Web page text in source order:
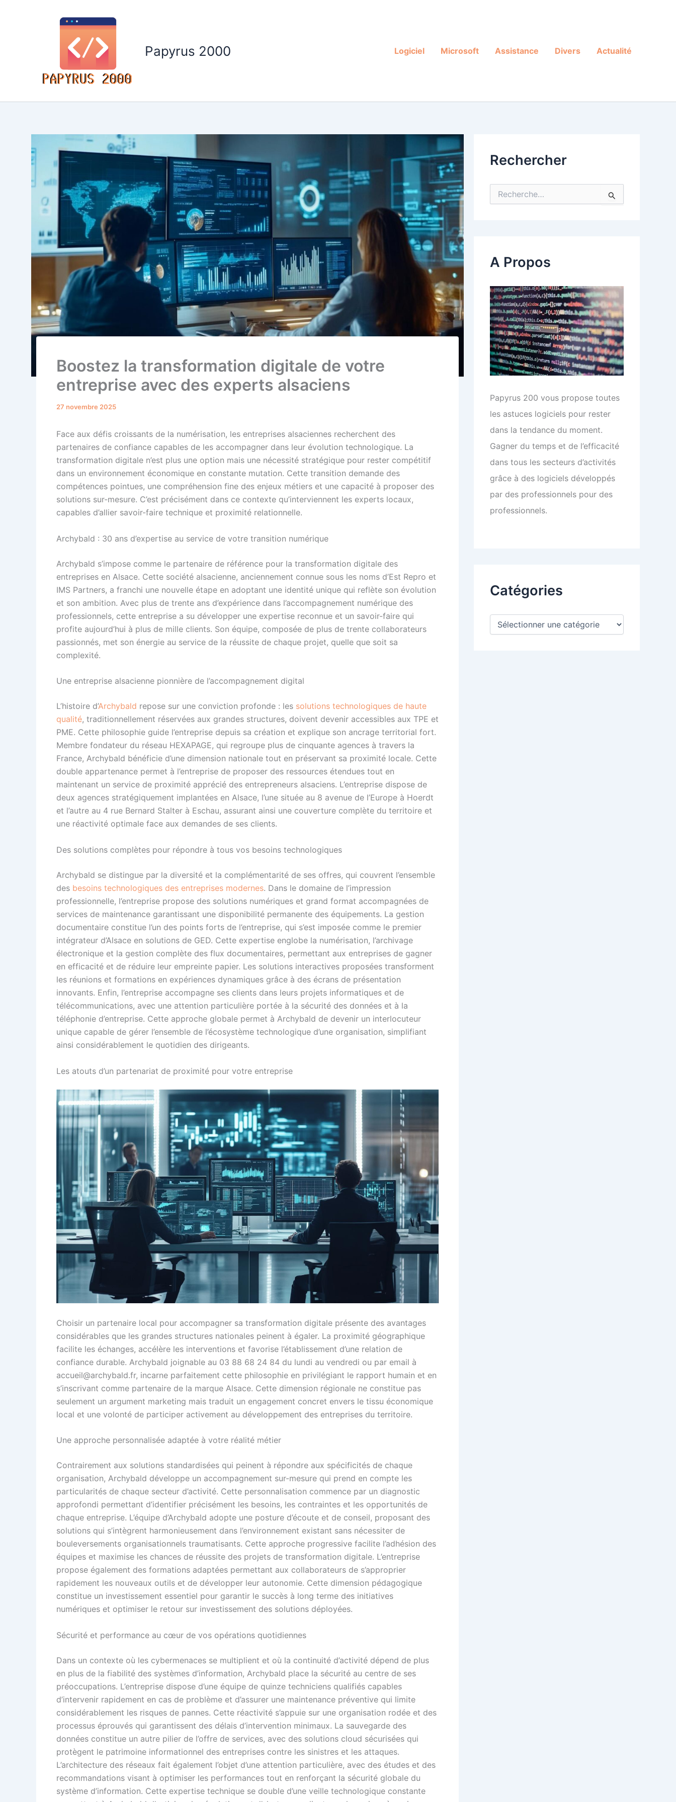
Papyrus 2000 Logiciel Microsoft Assistance Divers Actualité
Boostez la transformation digitale de votre
entreprise avec des experts alsaciens
27 novembre 2025
Face aux défis croissants de la numérisation, les entreprises alsaciennes recherchent des
partenaires de confiance capables de les accompagner dans leur évolution technologique. La
transformation digitale n’est plus une option mais une nécessité stratégique pour rester compétitif
dans un environnement économique en constante mutation. Cette transition demande des
compétences pointues, une compréhension fine des enjeux métiers et une capacité à proposer des
solutions sur-mesure. C’est précisément dans ce contexte qu’interviennent les experts locaux,
capables d’allier savoir-faire technique et proximité relationnelle.
Archybald : 30 ans d’expertise au service de votre transition numérique
Archybald s’impose comme le partenaire de référence pour la transformation digitale des
entreprises en Alsace. Cette société alsacienne, anciennement connue sous les noms d’Est Repro et
IMS Partners, a franchi une nouvelle étape en adoptant une identité unique qui reflète son évolution
et son ambition. Avec plus de trente ans d’expérience dans l’accompagnement numérique des
professionnels, cette entreprise a su développer une expertise reconnue et un savoir-faire qui
profite aujourd’hui à plus de mille clients. Son équipe, composée de plus de trente collaborateurs
passionnés, met son énergie au service de la réussite de chaque projet, quelle que soit sa
complexité.
Une entreprise alsacienne pionnière de l’accompagnement digital
L’histoire d’Archybald repose sur une conviction profonde : les solutions technologiques de haute
qualité, traditionnellement réservées aux grandes structures, doivent devenir accessibles aux TPE et
PME. Cette philosophie guide l’entreprise depuis sa création et explique son ancrage territorial fort.
Membre fondateur du réseau HEXAPAGE, qui regroupe plus de cinquante agences à travers la
France, Archybald bénéficie d’une dimension nationale tout en préservant sa proximité locale. Cette
double appartenance permet à l’entreprise de proposer des ressources étendues tout en
maintenant un service de proximité apprécié des entrepreneurs alsaciens. L’entreprise dispose de
deux agences stratégiquement implantées en Alsace, l’une située au 8 avenue de l’Europe à Hoerdt
et l’autre au 4 rue Bernard Stalter à Eschau, assurant ainsi une couverture complète du territoire et
une réactivité optimale face aux demandes de ses clients.
Des solutions complètes pour répondre à tous vos besoins technologiques
Archybald se distingue par la diversité et la complémentarité de ses offres, qui couvrent l’ensemble
des besoins technologiques des entreprises modernes. Dans le domaine de l’impression
professionnelle, l’entreprise propose des solutions numériques et grand format accompagnées de
services de maintenance garantissant une disponibilité permanente des équipements. La gestion
documentaire constitue l’un des points forts de l’entreprise, qui s’est imposée comme le premier
intégrateur d’Alsace en solutions de GED. Cette expertise englobe la numérisation, l’archivage
électronique et la gestion complète des flux documentaires, permettant aux entreprises de gagner
en efficacité et de réduire leur empreinte papier. Les solutions interactives proposées transforment
les réunions et formations en expériences dynamiques grâce à des écrans de présentation
innovants. Enfin, l’entreprise accompagne ses clients dans leurs projets informatiques et de
télécommunications, avec une attention particulière portée à la sécurité des données et à la
téléphonie d’entreprise. Cette approche globale permet à Archybald de devenir un interlocuteur
unique capable de gérer l’ensemble de l’écosystème technologique d’une organisation, simplifiant
ainsi considérablement le quotidien des dirigeants.
Les atouts d’un partenariat de proximité pour votre entreprise
Choisir un partenaire local pour accompagner sa transformation digitale présente des avantages
considérables que les grandes structures nationales peinent à égaler. La proximité géographique
facilite les échanges, accélère les interventions et favorise l’établissement d’une relation de
confiance durable. Archybald joignable au 03 88 68 24 84 du lundi au vendredi ou par email à
accueil@archybald.fr, incarne parfaitement cette philosophie en privilégiant le rapport humain et en
s’inscrivant comme partenaire de la marque Alsace. Cette dimension régionale ne constitue pas
seulement un argument marketing mais traduit un engagement concret envers le tissu économique
local et une volonté de participer activement au développement des entreprises du territoire.
Une approche personnalisée adaptée à votre réalité métier
Contrairement aux solutions standardisées qui peinent à répondre aux spécificités de chaque
organisation, Archybald développe un accompagnement sur-mesure qui prend en compte les
particularités de chaque secteur d’activité. Cette personnalisation commence par un diagnostic
approfondi permettant d’identifier précisément les besoins, les contraintes et les opportunités de
chaque entreprise. L’équipe d’Archybald adopte une posture d’écoute et de conseil, proposant des
solutions qui s’intègrent harmonieusement dans l’environnement existant sans nécessiter de
bouleversements organisationnels traumatisants. Cette approche progressive facilite l’adhésion des
équipes et maximise les chances de réussite des projets de transformation digitale. L’entreprise
propose également des formations adaptées permettant aux collaborateurs de s’approprier
rapidement les nouveaux outils et de développer leur autonomie. Cette dimension pédagogique
constitue un investissement essentiel pour garantir le succès à long terme des initiatives
numériques et optimiser le retour sur investissement des solutions déployées.
Sécurité et performance au cœur de vos opérations quotidiennes
Dans un contexte où les cybermenaces se multiplient et où la continuité d’activité dépend de plus
en plus de la fiabilité des systèmes d’information, Archybald place la sécurité au centre de ses
préoccupations. L’entreprise dispose d’une équipe de quinze techniciens qualifiés capables
d’intervenir rapidement en cas de problème et d’assurer une maintenance préventive qui limite
considérablement les risques de pannes. Cette réactivité s’appuie sur une organisation rodée et des
processus éprouvés qui garantissent des délais d’intervention minimaux. La sauvegarde des
données constitue un autre pilier de l’offre de services, avec des solutions cloud sécurisées qui
protègent le patrimoine informationnel des entreprises contre les sinistres et les attaques.
L’architecture des réseaux fait également l’objet d’une attention particulière, avec des études et des
recommandations visant à optimiser les performances tout en renforçant la sécurité globale du
système d’information. Cette expertise technique se double d’une veille technologique constante
Rechercher
h
e
:
A Propos
Papyrus 200 vous propose toutes
les astuces logiciels pour rester
dans la tendance du moment.
Gagner du temps et de l’efficacité
dans tous les secteurs d’activités
grâce à des logiciels développés
par des professionnels pour des
professionnels.
Catégories
C